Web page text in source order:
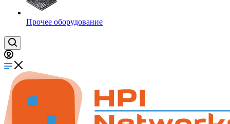
Прочее оборудование